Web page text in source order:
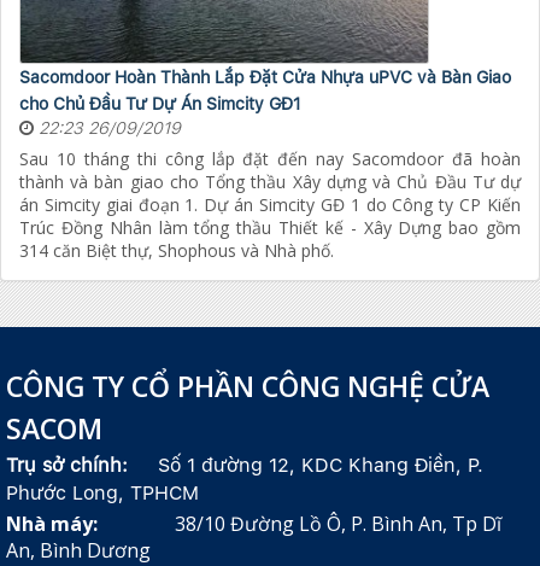
Sacomdoor Hoàn Thành Lắp Đặt Cửa Nhựa uPVC và Bàn Giao
cho Chủ Đầu Tư Dự Án Simcity GĐ1
22:23 26/09/2019
Sau 10 tháng thi công lắp đặt đến nay Sacomdoor đã hoàn
thành và bàn giao cho Tổng thầu Xây dựng và Chủ Đầu Tư dự
án Simcity giai đoạn 1. Dự án Simcity GĐ 1 do Công ty CP Kiến
Trúc Đồng Nhân làm tổng thầu Thiết kế - Xây Dựng bao gồm
314 căn Biệt thự, Shophous và Nhà phố.
CÔNG TY CỔ PHẦN CÔNG NGHỆ CỬA
SACOM
Trụ sở chính:
Số 1 đường 12, KDC Khang Điền, P.
Phước Long, TPHCM
Nhà máy: 38/10 Đường Lồ Ô, P. Bình An, Tp Dĩ
An, Bình Dương